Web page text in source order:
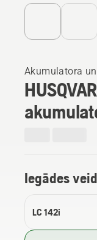
Akumulatora
Iegādes
LC 142i